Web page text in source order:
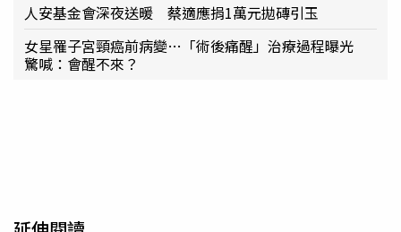
人安基金會深夜送暖 蔡適應捐1萬元拋磚引玉
女星罹子宮頸癌前病變…「術後痛醒」治療過程曝光
驚喊：會醒不來？